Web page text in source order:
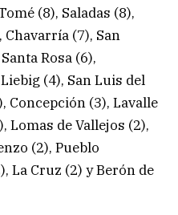
(8), Saladas (8),
Chavarría (7), San
Rosa (6),
(4), San Luis del
Concepción (3), Lavalle
Lomas de Vallejos (2),
(2), Pueblo
La Cruz (2) y Berón de